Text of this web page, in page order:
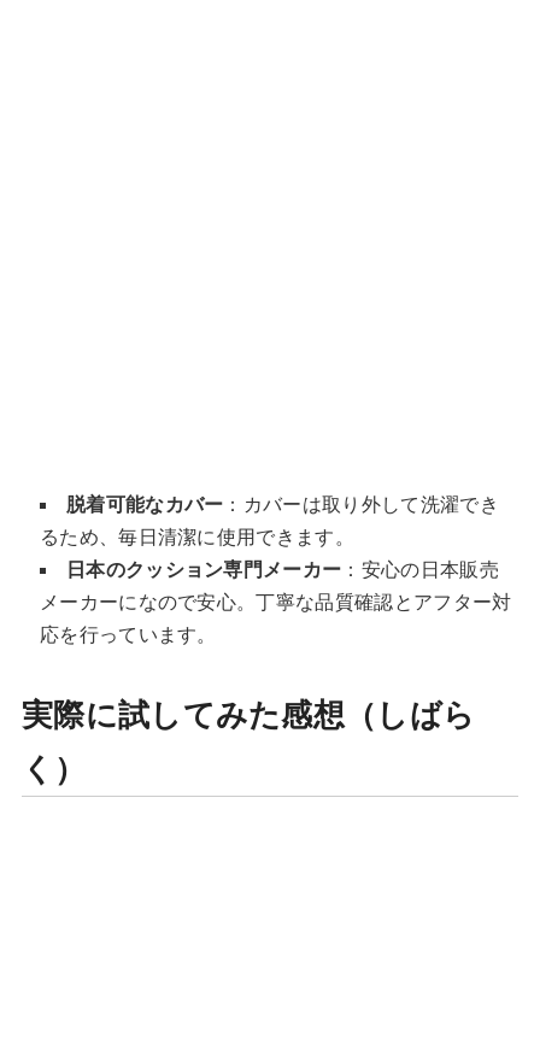
脱着可能なカバー ：カバーは取り外して洗濯でき
るため、毎日清潔に使用できます。
日本のクッション専門メーカー ：安心の日本販売
メーカーになので安心。丁寧な品質確認とアフター対
応を行っています。
実際に試してみた感想（しばら
く）